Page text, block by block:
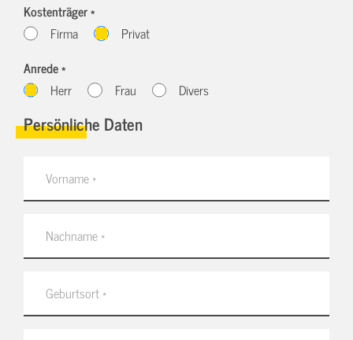
Kostenträger *
Firma
Privat
Anrede *
Herr
Frau Divers
Persönliche Daten